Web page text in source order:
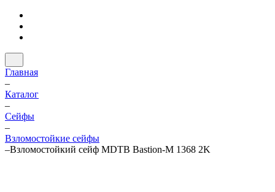
Главная
–
Каталог
–
Cейфы
–
Взломостойкие сейфы
–Взломостойкий сейф MDTB Bastion-M 1368 2K